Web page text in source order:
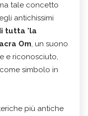
tale concetto
antichissimi
tutta "la
Om, un suono
e riconosciuto,
simbolo in
più antiche